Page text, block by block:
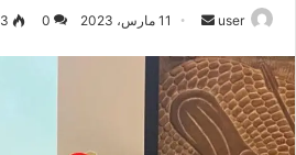
user
أرسل
إلكترونيا
11 مارس، 2023 0